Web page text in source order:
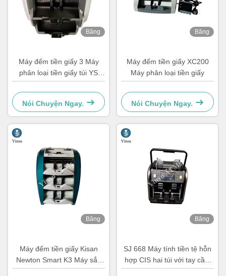
Băng
Máy đếm tiền giấy 3 Máy
phân loại tiền giấy túi YS
9200
Nói Chuyện Ngay.
Băng
Máy đếm tiền giấy XC200
Máy phân loại tiền giấy
Nói Chuyện Ngay.
Băng
Máy đếm tiền giấy Kisan
Newton Smart K3 Máy sắp
xếp tiền giấy
Băng
SJ 668 Máy tính tiền tệ hỗn
hợp CIS hai túi với tay cầm
tích hợp, tiền tệ in nhiệt, máy